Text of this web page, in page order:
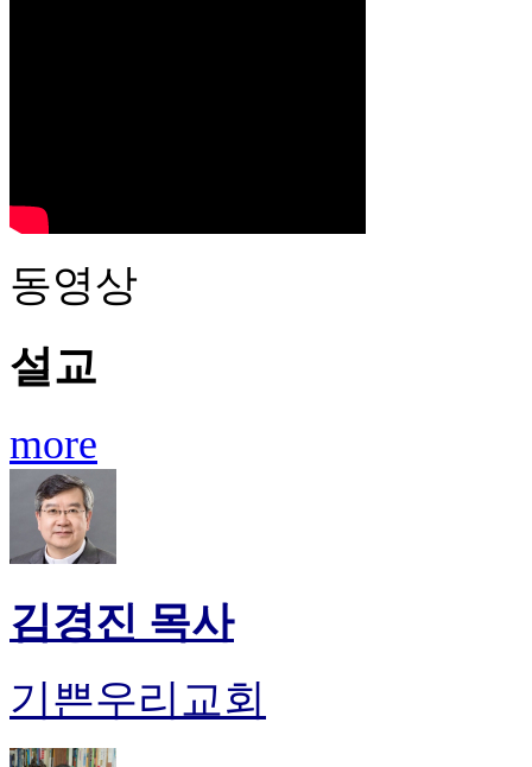
동영상
설교
more
김경진 목사
기쁜우리교회